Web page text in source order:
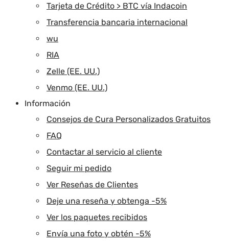
Tarjeta de Crédito > BTC vía Indacoin
Transferencia bancaria internacional
wu
RIA
Zelle (EE. UU.)
Venmo (EE. UU.)
Información
Consejos de Cura Personalizados Gratuitos
FAQ
Contactar al servicio al cliente
Seguir mi pedido
Ver Reseñas de Clientes
Deje una reseña y obtenga -5%
Ver los paquetes recibidos
Envía una foto y obtén -5%